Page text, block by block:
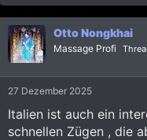
a
k
t
i
o
n
:
Otto Nongkhai
Massage Profi
27 Dezember 2025
Italien ist auch ein
schnellen Zügen , die